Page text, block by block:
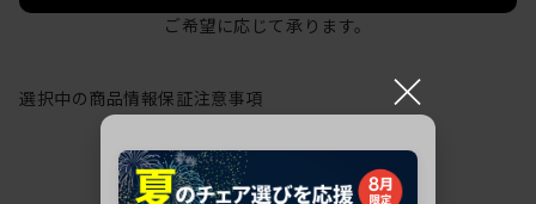
ご希望に応じて承ります。
選択中の商品情報保証注意事項 ×